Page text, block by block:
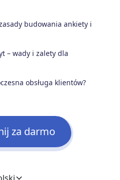
budowania ankiety i
– wady i zalety dla
obsługa klientów?
za darmo